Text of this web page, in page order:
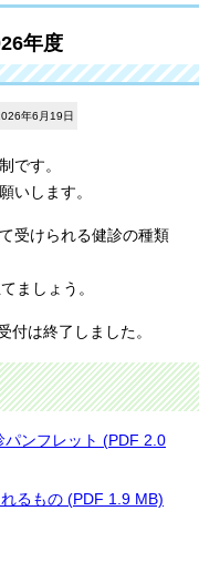
年度
年6月19日
です。
いします。
受けられる健診の種類
ましょう。
付は終了しました。
ンフレット (PDF 2.0
るもの (PDF 1.9 MB)